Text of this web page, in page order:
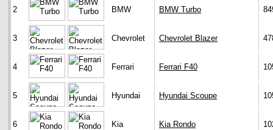
2 BMW BMW Turbo
3 Chevrolet Chevrolet Blazer
4 Ferrari Ferrari F40
5 Hyundai Hyundai Scoupe
6 Kia Kia Rondo